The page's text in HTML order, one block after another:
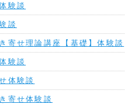
験談
談
寄せ理論講座【基礎】体験談
験談
体験談
寄せ体験談